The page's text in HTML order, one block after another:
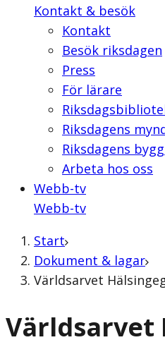
Kontakt & besök
Kontakt
Besök riksdagen
Press
För lärare
Riksdagens
Riksdagens
Arbeta hos oss
Webb-tv
Webb-tv
Start
Dokument & lagar
Världsarvet
Världsarvet